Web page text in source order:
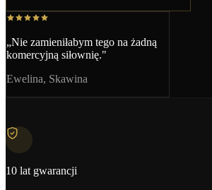
„Nie zamieniłabym tego na żadną
komercyjną siłownię."
Ewelina, Skawina
10 lat gwarancji